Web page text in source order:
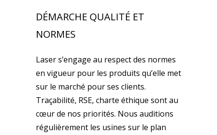
DÉMARCHE QUALITÉ ET
NORMES
Laser s’engage au respect des normes
en vigueur pour les produits qu’elle met
sur le marché pour ses clients.
Traçabilité, RSE, charte éthique sont au
cœur de nos priorités. Nous auditions
régulièrement les usines sur le plan